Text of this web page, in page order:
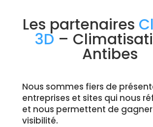
Les partenaires
3D –
Antibes
Nous sommes fiers de
entreprises et sites qui nous
et nous permettent de
visibilité.